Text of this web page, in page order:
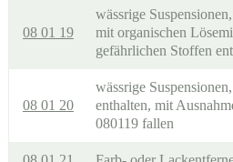
08 01 19
wässrige
mit organischen
gefährlichen Stoffen
08 01 20
wässrige
enthalten, mit
080119 fallen